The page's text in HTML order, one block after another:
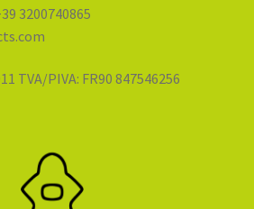
3200740865
TVA/PIVA: FR90 847546256